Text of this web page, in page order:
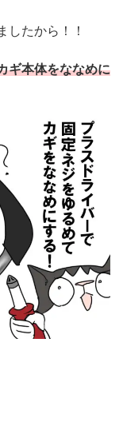
たから！！
ギ本体をななめに